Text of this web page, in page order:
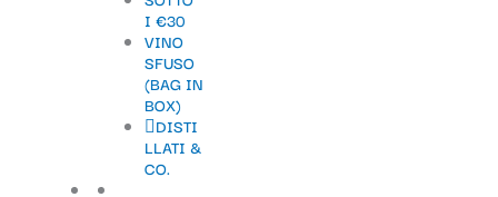
I €30
VINO
SFUSO
(BAG IN
BOX)
DISTI
LLATI &
CO.